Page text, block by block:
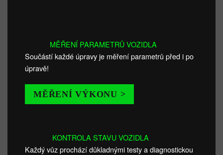
MĚŘENÍ PARAMETRŮ VOZIDLA
Součástí každé úpravy je měření parametrů před i po
úpravě!
MĚŘENÍ VÝKONU >
KONTROLA STAVU VOZIDLA
Každý vůz prochází důkladnými testy a diagnostickou